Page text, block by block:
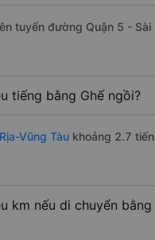
tuyến đường Quận 5 - Sài
tiếng bằng Ghế ngồi?
Vũng Tàu khoảng 2.7
km nếu di chuyển bằng